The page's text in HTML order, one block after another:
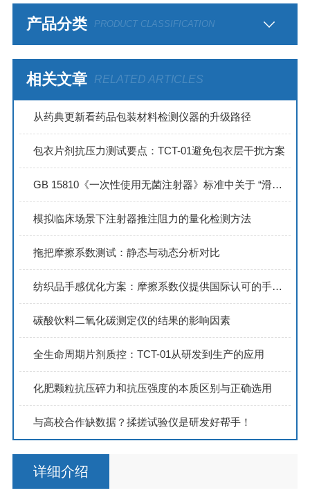
产品分类 PRODUCT CLASSIFICATION
相关文章 RELATED ARTICLES
从药典更新看药品包装材料检测仪器的升级路径
包衣片剂抗压力测试要点：TCT-01避免包衣层干扰方案
GB 15810《一次性使用无菌注射器》标准中关于 “滑动性能 & 滑动性能试验”
模拟临床场景下注射器推注阻力的量化检测方法
拖把摩擦系数测试：静态与动态分析对比
纺织品手感优化方案：摩擦系数仪提供国际认可的手感测试数据
碳酸饮料二氧化碳测定仪的结果的影响因素
全生命周期片剂质控：TCT-01从研发到生产的应用
化肥颗粒抗压碎力和抗压强度的本质区别与正确选用
与高校合作缺数据？揉搓试验仪是研发好帮手！
详细介绍